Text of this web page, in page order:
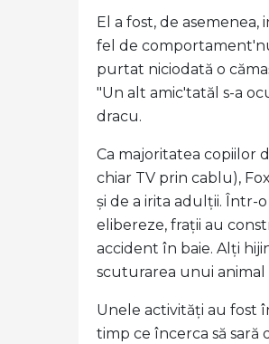
El a fost, de
fel de
purtat niciodată o
"Un alt amic'tatăl s-a
dracu.
Ca majoritatea copiilor
chiar TV prin cablu),
și de a irita adulții. Într-
elibereze, frații au
accident în baie. Alți
scuturarea unui
Unele activități au fost
timp ce încerca să